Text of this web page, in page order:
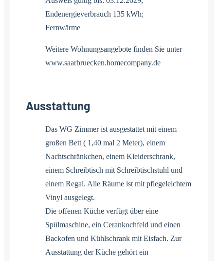
Endenergieverbrauch 135 kWh;
Fernwärme
Weitere Wohnungsangebote finden Sie unter
www.saarbruecken.homecompany.de
Ausstattung
Das WG Zimmer ist ausgestattet mit einem
großen Bett ( 1,40 mal 2 Meter), einem
Nachtschränkchen, einem Kleiderschrank,
einem Schreibtisch mit Schreibtischstuhl und
einem Regal. Alle Räume ist mit pflegeleichtem
Vinyl ausgelegt.
Die offenen Küche verfügt über eine
Spülmaschine, ein Cerankochfeld und einen
Backofen und Kühlschrank mit Eisfach. Zur
Ausstattung der Küche gehört ein